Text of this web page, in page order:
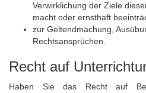
Verwirklichung der Ziele
macht oder ernsthaft
zur Geltendmachung,
Rechtsansprüchen.
Recht auf
Haben Sie das Recht auf